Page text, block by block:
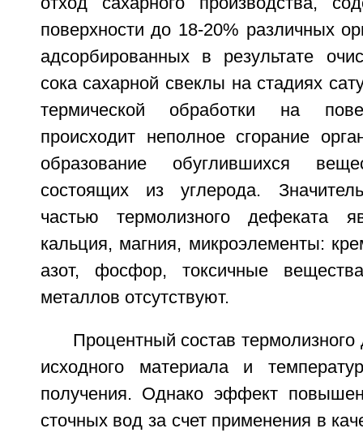
поверхности до 18-20% различных
адсорбированных в результате
сока сахарной свеклы на стадиях
термической обработки на
происходит неполное сгорание
образование обуглившихся
состоящих из углерода.
частью термолизного дефеката
кальция, магния, микроэлементы:
азот, фосфор, токсичные
металлов отсутствуют.
Процентный состав термолизного
исходного материала и
получения. Однако эффект
сточных вод за счет применения в